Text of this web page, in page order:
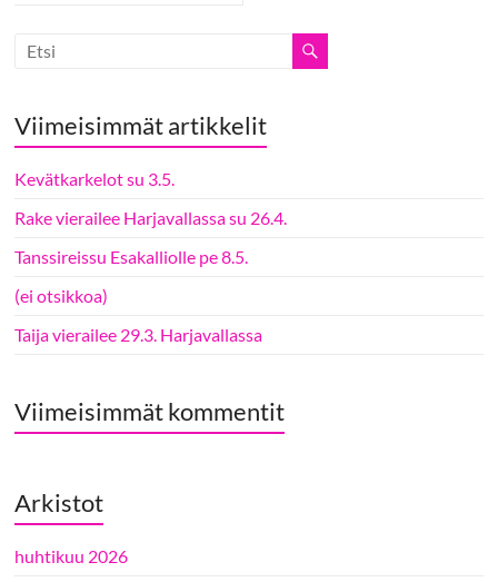
Viimeisimmät artikkelit
Kevätkarkelot su 3.5.
Rake vierailee Harjavallassa su 26.4.
Tanssireissu Esakalliolle pe 8.5.
(ei otsikkoa)
Taija vierailee 29.3. Harjavallassa
Viimeisimmät kommentit
Arkistot
huhtikuu 2026